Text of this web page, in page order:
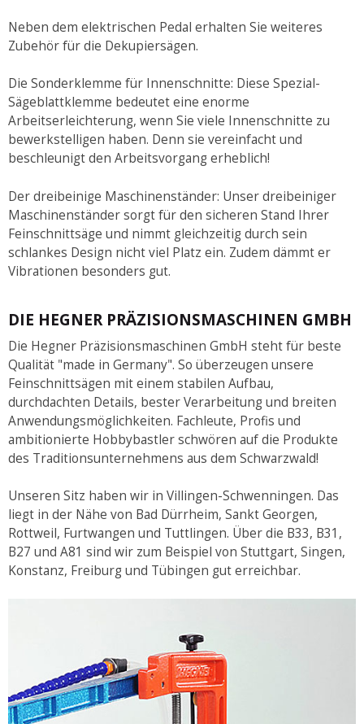
Neben dem elektrischen Pedal erhalten Sie weiteres
Zubehör für die Dekupiersägen.
Die Sonderklemme für Innenschnitte: Diese Spezial-
Sägeblattklemme bedeutet eine enorme
Arbeitserleichterung, wenn Sie viele Innenschnitte zu
bewerkstelligen haben. Denn sie vereinfacht und
beschleunigt den Arbeitsvorgang erheblich!
Der dreibeinige Maschinenständer: Unser dreibeiniger
Maschinenständer sorgt für den sicheren Stand Ihrer
Feinschnittsäge und nimmt gleichzeitig durch sein
schlankes Design nicht viel Platz ein. Zudem dämmt er
Vibrationen besonders gut.
DIE HEGNER PRÄZISIONSMASCHINEN GMBH
Die Hegner Präzisionsmaschinen GmbH steht für beste
Qualität "made in Germany". So überzeugen unsere
Feinschnittsägen mit einem stabilen Aufbau,
durchdachten Details, bester Verarbeitung und breiten
Anwendungsmöglichkeiten. Fachleute, Profis und
ambitionierte Hobbybastler schwören auf die Produkte
des Traditionsunternehmens aus dem Schwarzwald!
Unseren Sitz haben wir in Villingen-Schwenningen. Das
liegt in der Nähe von Bad Dürrheim, Sankt Georgen,
Rottweil, Furtwangen und Tuttlingen. Über die B33, B31,
B27 und A81 sind wir zum Beispiel von Stuttgart, Singen,
Konstanz, Freiburg und Tübingen gut erreichbar.